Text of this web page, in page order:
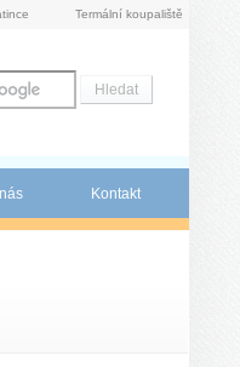
Termální koupaliště
Kontakt